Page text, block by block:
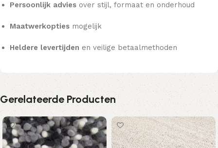
Persoonlijk advies over stijl, formaat en onderhoud
Maatwerkopties mogelijk
Heldere levertijden en veilige betaalmethoden
Gerelateerde Producten